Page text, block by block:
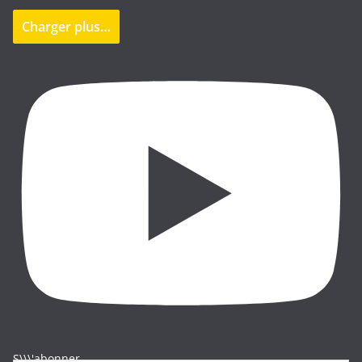
Charger plus…
S\\\'abonner